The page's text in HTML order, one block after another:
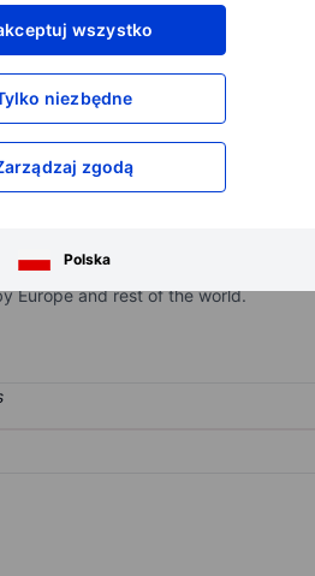
wszystko
niezbędne
zgodą
Polska
XXXXXXX
XXXXXXX
XXXXXXX
XXXXXXX
aby uzyskać dostęp do większej
products and medical
surgical drapes swabs. The Group
Europe and rest of the world.